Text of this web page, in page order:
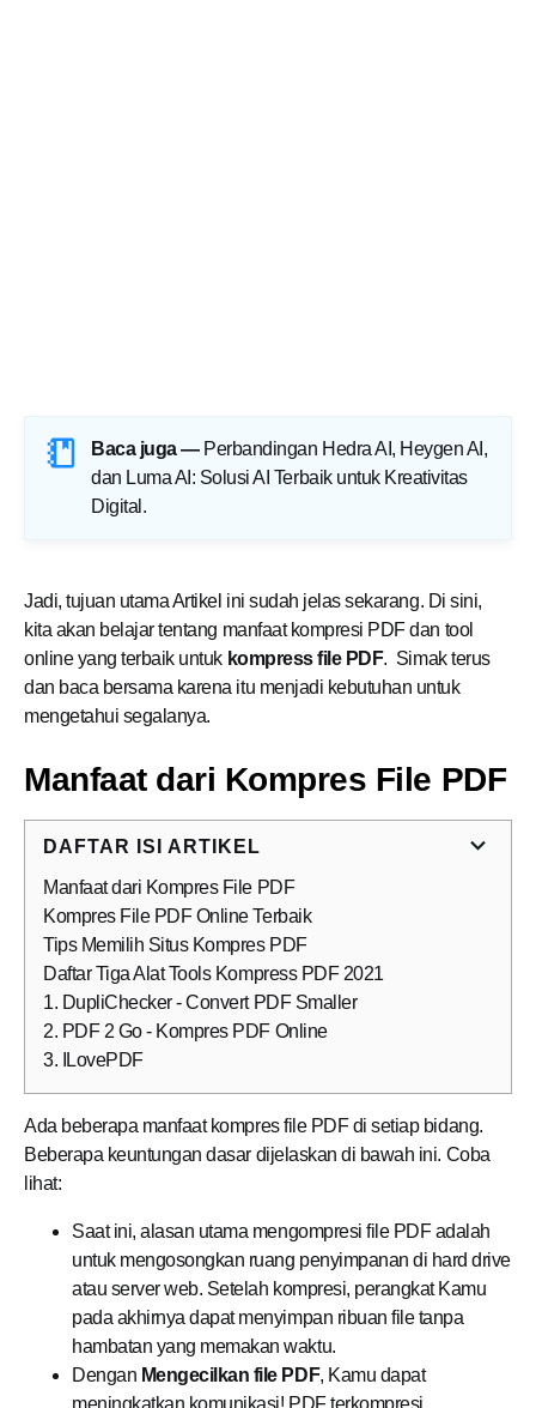
Baca juga — Perbandingan Hedra AI, Heygen AI,
dan Luma AI: Solusi AI Terbaik untuk Kreativitas
Digital .
Jadi, tujuan utama Artikel ini sudah jelas sekarang. Di sini,
kita akan belajar tentang manfaat kompresi PDF dan tool
online yang terbaik untuk kompress file PDF. Simak terus
dan baca bersama karena itu menjadi kebutuhan untuk
mengetahui segalanya.
Manfaat dari Kompres File PDF
DAFTAR ISI ARTIKEL
Manfaat dari Kompres File PDF
Kompres File PDF Online Terbaik
Tips Memilih Situs Kompres PDF
Daftar Tiga Alat Tools Kompress PDF 2021
1. DupliChecker - Convert PDF Smaller
2. PDF 2 Go - Kompres PDF Online
3. ILovePDF
Ada beberapa manfaat kompres file PDF di setiap bidang.
Beberapa keuntungan dasar dijelaskan di bawah ini. Coba
lihat:
Saat ini, alasan utama mengompresi file PDF adalah
untuk mengosongkan ruang penyimpanan di hard drive
atau server web. Setelah kompresi, perangkat Kamu
pada akhirnya dapat menyimpan ribuan file tanpa
hambatan yang memakan waktu.
Dengan Mengecilkan file PDF, Kamu dapat